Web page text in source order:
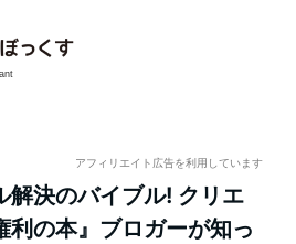
アフィリエイト広告を利用しています
解決のバイブル! クリエ
利の本』ブロガーが知っ